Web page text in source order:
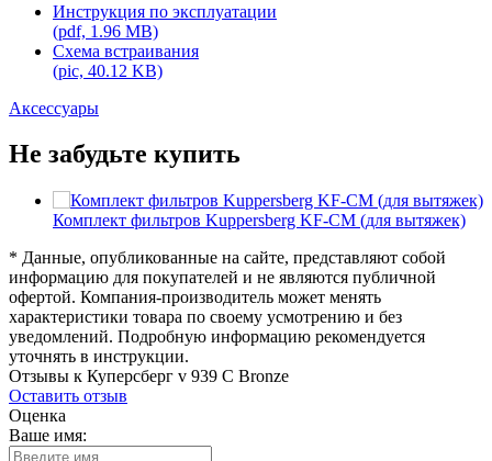
Инструкция по эксплуатации
(pdf, 1.96 MB)
Схема встраивания
(pic, 40.12 KB)
Аксессуары
Не забудьте купить
Комплект фильтров Kuppersberg KF-CM (для вытяжек)
* Данные, опубликованные на сайте, представляют собой
информацию для покупателей и не являются публичной
офертой. Компания-производитель может менять
характеристики товара по своему усмотрению и без
уведомлений. Подробную информацию рекомендуется
уточнять в инструкции.
Отзывы к Куперсберг v 939 C Bronze
Оставить отзыв
Оценка
Ваше имя: